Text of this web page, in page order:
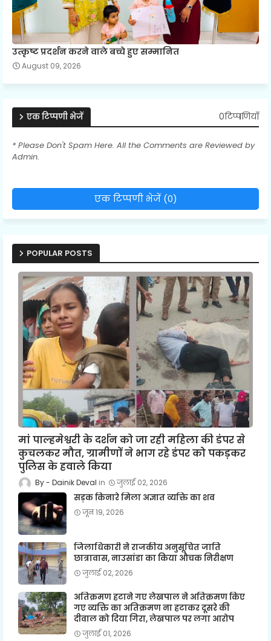
उत्कृष्ट प्रदर्शन करने वाले बच्चे हुए सम्मानित
August 09, 2026
एक टिप्पणी भेजें 0टिप्पणियाँ
* Please Don't Spam Here. All the Comments are Reviewed by
Admin.
एक टिप्पणी भेजें (0)
POPULAR POSTS
मां पाल्हमेश्वरी के दर्शन को जा रही महिला की डंपर से
कुचलकर मौत, ग्रामीणों ने भाग रहे डंपर को पकड़कर
पुलिस के हवाले किया
Dainik Deval जुलाई 02, 2026
सड़क किनारे मिला अज्ञात व्यक्ति का शव
जून 19, 2026
जिलाधिकारी ने राजकीय अनुसूचित जाति
छात्रावास, नाउसांडा का किया औचक निरीक्षण
जुलाई 02, 2026
अतिक्रमण हटाने गए लेखपाल ने अतिक्रमण किए
गए व्यक्ति का अतिक्रमण ना हटाकर दूसरे की
दीवाल को दिया गिरा, लेखपाल पर लगा आरोप
जुलाई 01, 2026